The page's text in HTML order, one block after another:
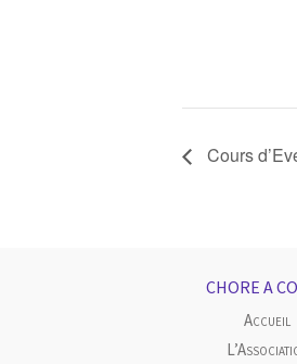
Cours
CHORE A
Accueil